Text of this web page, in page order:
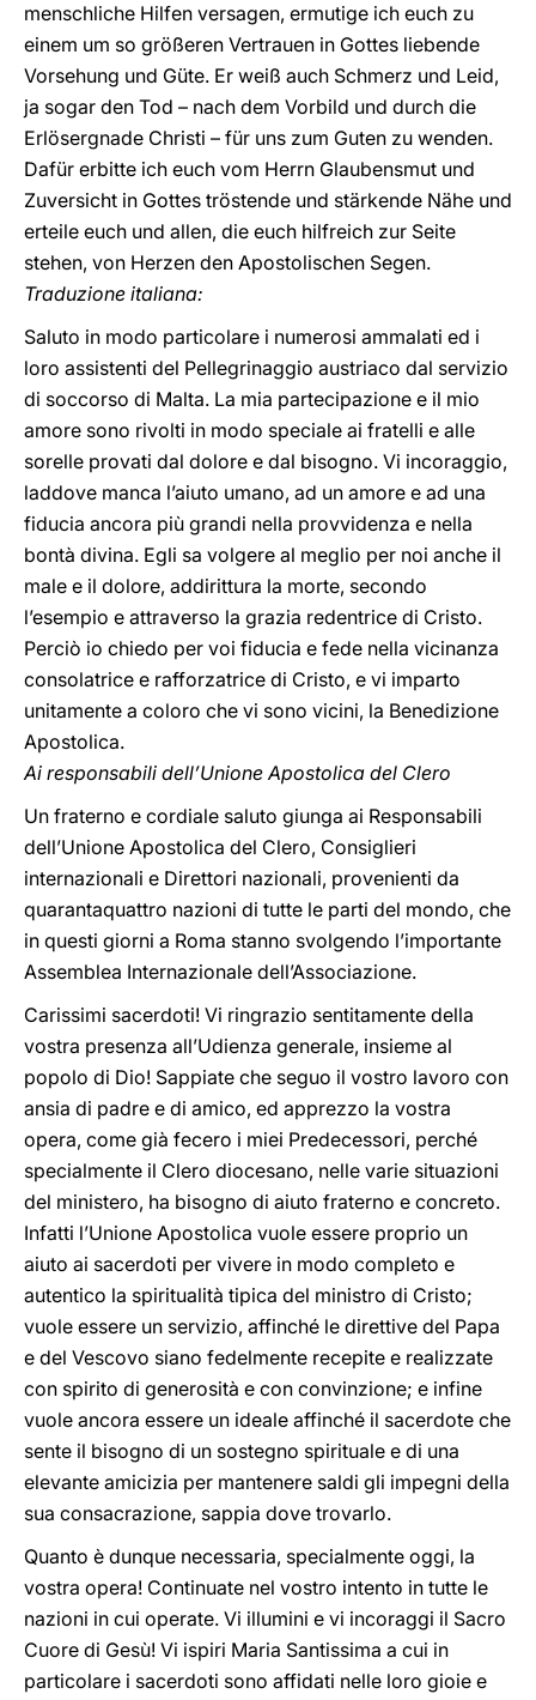
menschliche Hilfen versagen, ermutige ich euch zu
einem um so größeren Vertrauen in Gottes liebende
Vorsehung und Güte. Er weiß auch Schmerz und Leid,
ja sogar den Tod – nach dem Vorbild und durch die
Erlösergnade Christi – für uns zum Guten zu wenden.
Dafür erbitte ich euch vom Herrn Glaubensmut und
Zuversicht in Gottes tröstende und stärkende Nähe und
erteile euch und allen, die euch hilfreich zur Seite
stehen, von Herzen den Apostolischen Segen.
Traduzione italiana:
Saluto in modo particolare i numerosi ammalati ed i
loro assistenti del Pellegrinaggio austriaco dal servizio
di soccorso di Malta. La mia partecipazione e il mio
amore sono rivolti in modo speciale ai fratelli e alle
sorelle provati dal dolore e dal bisogno. Vi incoraggio,
laddove manca l’aiuto umano, ad un amore e ad una
fiducia ancora più grandi nella provvidenza e nella
bontà divina. Egli sa volgere al meglio per noi anche il
male e il dolore, addirittura la morte, secondo
l’esempio e attraverso la grazia redentrice di Cristo.
Perciò io chiedo per voi fiducia e fede nella vicinanza
consolatrice e rafforzatrice di Cristo, e vi imparto
unitamente a coloro che vi sono vicini, la Benedizione
Apostolica.
Ai responsabili dell’Unione Apostolica del Clero
Un fraterno e cordiale saluto giunga ai Responsabili
dell’Unione Apostolica del Clero, Consiglieri
internazionali e Direttori nazionali, provenienti da
quarantaquattro nazioni di tutte le parti del mondo, che
in questi giorni a Roma stanno svolgendo l’importante
Assemblea Internazionale dell’Associazione.
Carissimi sacerdoti! Vi ringrazio sentitamente della
vostra presenza all’Udienza generale, insieme al
popolo di Dio! Sappiate che seguo il vostro lavoro con
ansia di padre e di amico, ed apprezzo la vostra
opera, come già fecero i miei Predecessori, perché
specialmente il Clero diocesano, nelle varie situazioni
del ministero, ha bisogno di aiuto fraterno e concreto.
Infatti l’Unione Apostolica vuole essere proprio un
aiuto ai sacerdoti per vivere in modo completo e
autentico la spiritualità tipica del ministro di Cristo;
vuole essere un servizio, affinché le direttive del Papa
e del Vescovo siano fedelmente recepite e realizzate
con spirito di generosità e con convinzione; e infine
vuole ancora essere un ideale affinché il sacerdote che
sente il bisogno di un sostegno spirituale e di una
elevante amicizia per mantenere saldi gli impegni della
sua consacrazione, sappia dove trovarlo.
Quanto è dunque necessaria, specialmente oggi, la
vostra opera! Continuate nel vostro intento in tutte le
nazioni in cui operate. Vi illumini e vi incoraggi il Sacro
Cuore di Gesù! Vi ispiri Maria Santissima a cui in
particolare i sacerdoti sono affidati nelle loro gioie e